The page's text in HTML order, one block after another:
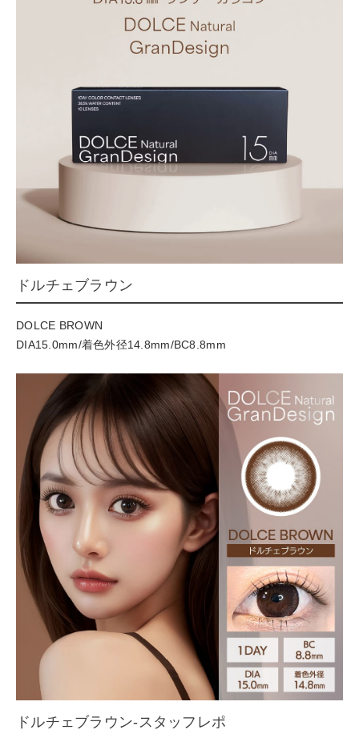
ドルチェブラウン
DOLCE BROWN
DIA15.0mm/着色外径14.8mm/BC8.8mm
ドルチェブラウン-スタッフレポ